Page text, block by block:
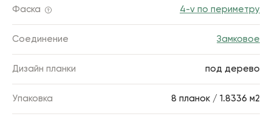
Фаска 4-v по периметру
Соединение Замковое
Дизайн планки под дерево
Упаковка 8 планок / 1.8336 м2